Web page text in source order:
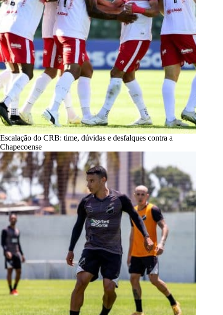
Escalação do CRB: time, dúvidas e desfalques contra a
Chapecoense